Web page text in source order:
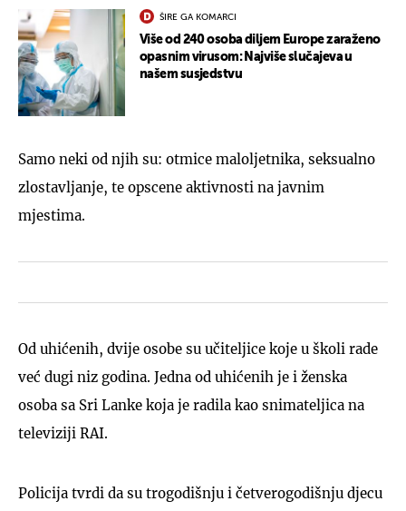
ŠIRE GA KOMARCI
Više od 240 osoba diljem Europe zaraženo
opasnim virusom: Najviše slučajeva u
našem susjedstvu
Samo neki od njih su: otmice maloljetnika, seksualno
zlostavljanje, te opscene aktivnosti na javnim
mjestima.
Od uhićenih, dvije osobe su učiteljice koje u školi rade
već dugi niz godina. Jedna od uhićenih je i ženska
osoba sa Sri Lanke koja je radila kao snimateljica na
televiziji RAI.
Policija tvrdi da su trogodišnju i četverogodišnju djecu